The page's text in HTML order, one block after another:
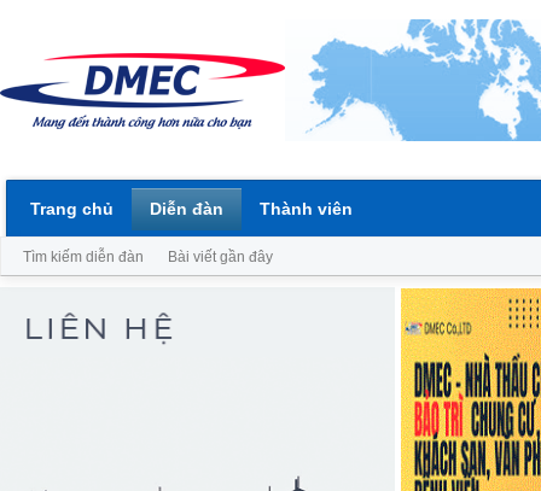
Trang chủ Diễn đàn
Tìm kiếm diễn đàn Bài viết gần đây
Thành viên